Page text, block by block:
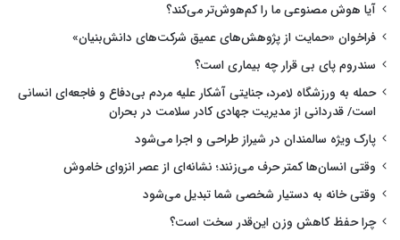
آیا هوش مصنوعی ما را کم‌هوش‌تر می‌کند؟
فراخوان «حمایت از پژوهش‌های عمیق شرکت‌های دانش‌بنیان»
سندروم پای بی قرار چه بیماری است؟
حمله به ورزشگاه لامرد، جنایتی آشکار علیه مردم بی‌دفاع و فاجعه‌ای انسانی
است/ قدردانی از مدیریت جهادی کادر سلامت در بحران
پارک ویژه سالمندان در شیراز طراحی و اجرا می‌شود
وقتی انسان‌ها کمتر حرف می‌زنند؛ نشانه‌ای از عصر انزوای خاموش
وقتی خانه به دستیار شخصی شما تبدیل می‌شود
چرا حفظ کاهش وزن این‌قدر سخت است؟